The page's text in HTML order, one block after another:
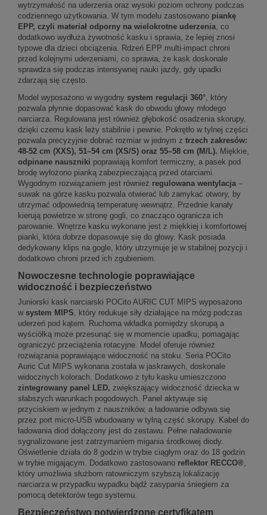
wytrzymałość na uderzenia oraz wysoki poziom ochrony podczas
codziennego użytkowania. W tym modelu zastosowano piankę
EPP, czyli materiał odporny na wielokrotne uderzenia, co
dodatkowo wydłuża żywotność kasku i sprawia, że lepiej znosi
typowe dla dzieci obciążenia. Rdzeń EPP multi-impact chroni
przed kolejnymi uderzeniami, co sprawia, że kask doskonale
sprawdza się podczas intensywnej nauki jazdy, gdy upadki
zdarzają się często.
Model wyposażono w wygodny system regulacji 360° , który
pozwala płynnie dopasować kask do obwodu głowy młodego
narciarza. Regulowana jest również głębokość osadzenia skorupy,
dzięki czemu kask leży stabilnie i pewnie. Pokrętło w tylnej części
pozwala precyzyjnie dobrać rozmiar w jednym z trzech zakresów:
48-52 cm (XXS), 51–54 cm (XS/S) oraz 55–58 cm (M/L). Miękkie,
odpinane nauszniki poprawiają komfort termiczny, a pasek pod
brodę wyłożono pianką zabezpieczającą przed otarciami.
Wygodnym rozwiązaniem jest również regulowana wentylacja –
suwak na górze kasku pozwala otwierać lub zamykać otwory, by
utrzymać odpowiednią temperaturę wewnątrz. Przednie kanały
kierują powietrze w stronę gogli, co znacząco ogranicza ich
parowanie. Wnętrze kasku wykonane jest z miękkiej i komfortowej
pianki, która dobrze dopasowuje się do głowy. Kask posiada
dedykowany klips na gogle, który utrzymuje je w stabilnej pozycji i
dodatkowo chroni przed ich zgubieniem.
Nowoczesne technologie poprawiające
widoczność i bezpieczeństwo
Juniorski kask narciarski POCito AURIC CUT MIPS wyposażono
wsystem MIPS , który redukuje siły działające na mózg podczas
uderzeń pod kątem. Ruchoma wkładka pomiędzy skorupą a
wyściółką może przesunąć się w momencie upadku, pomagając
ograniczyć przeciążenia rotacyjne. Model oferuje również
rozwiązania poprawiające widoczność na stoku. Seria POCito
Auric Cut MIPS wykonana została w jaskrawych, doskonale
widocznych kolorach. Dodatkowo z tyłu kasku umieszczono
zintegrowany panel LED, zwiększający widoczność dziecka w
słabszych warunkach pogodowych. Panel aktywuje się
przyciskiem w jednym z nauszników, a ładowanie odbywa się
przez port micro-USB wbudowany w tylną część skorupy. Kabel do
ładowania diod dołączony jest do zestawu. Pełne naładowanie
sygnalizowane jest zatrzymaniem migania środkowej diody.
Oświetlenie działa do 8 godzin w trybie ciągłym oraz do 18 godzin
w trybie migającym. Dodatkowo zastosowano reflektor RECCO®
który umożliwia służbom ratowniczym szybszą lokalizację
narciarza w przypadku wypadku bądź zasypania śniegiem za
pomocą detektorów tego systemu.
Bezpieczeństwo potwierdzone certyfikatem